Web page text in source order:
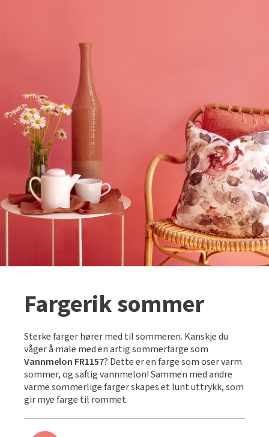
Fargerik sommer
Sterke farger hører med til sommeren. Kanskje du
våger å male med en artig sommerfarge som
Vannmelon FR1157? Dette er en farge som oser varm
sommer, og saftig vannmelon! Sammen med andre
varme sommerlige farger skapes et lunt uttrykk, som
gir mye farge til rommet.